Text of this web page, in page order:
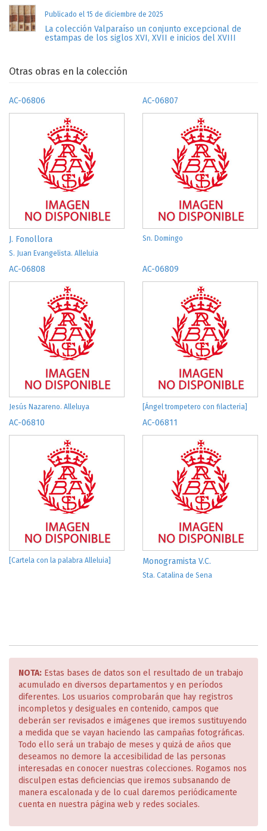
Publicado el 15 de diciembre de 2025
La colección Valparaíso un conjunto excepcional de
estampas de los siglos XVI, XVII e inicios del XVIII
Otras obras en la colección
AC-06806
J. Fonollora
S. Juan Evangelista. Alleluia
AC-06807
Sn. Domingo
AC-06808
Jesús Nazareno. Alleluya
AC-06809
[Ángel trompetero con filacteria]
AC-06810
[Cartela con la palabra Alleluia]
AC-06811
Monogramista V.C.
Sta. Catalina de Sena
NOTA: Estas bases de datos son el resultado de un trabajo
acumulado en diversos departamentos y en períodos
diferentes. Los usuarios comprobarán que hay registros
incompletos y desiguales en contenido, campos que
deberán ser revisados e imágenes que iremos sustituyendo
a medida que se vayan haciendo las campañas fotográficas.
Todo ello será un trabajo de meses y quizá de años que
deseamos no demore la accesibilidad de las personas
interesadas en conocer nuestras colecciones. Rogamos nos
disculpen estas deficiencias que iremos subsanando de
manera escalonada y de lo cual daremos periódicamente
cuenta en nuestra página web y redes sociales.